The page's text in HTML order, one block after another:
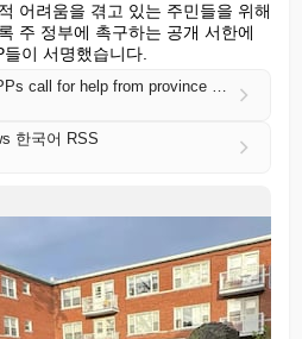
어려움을 겪고 있는 주민들을 위해
주 정부에 촉구하는 공개 서한에
이 서명했습니다.
Ottawa councillors, MPPs call for help from province after Canada Day deluge
한국어 RSS